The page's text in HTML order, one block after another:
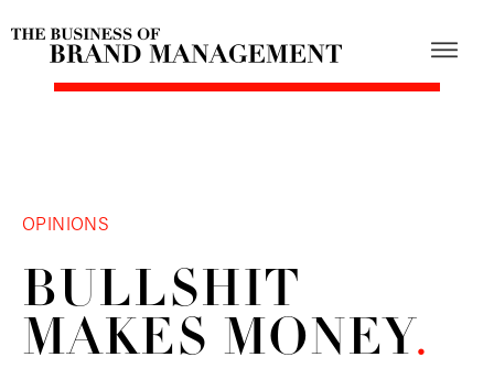
OPINIONS
BULLSHIT
MAKES MONEY.